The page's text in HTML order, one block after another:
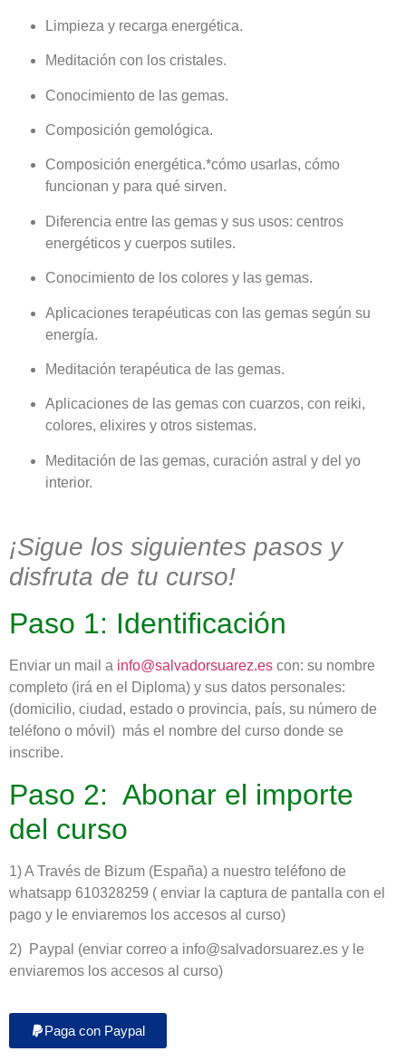
Limpieza y recarga energética.
Meditación con los cristales.
Conocimiento de las gemas.
Composición gemológica.
Composición energética.*cómo usarlas, cómo
funcionan y para qué sirven.
Diferencia entre las gemas y sus usos: centros
energéticos y cuerpos sutiles.
Conocimiento de los colores y las gemas.
Aplicaciones terapéuticas con las gemas según su
energía.
Meditación terapéutica de las gemas.
Aplicaciones de las gemas con cuarzos, con reiki,
colores, elixires y otros sistemas.
Meditación de las gemas, curación astral y del yo
interior.
¡Sigue los siguientes pasos y
disfruta de tu curso!
Paso 1: Identificación
Enviar un mail a info@salvadorsuarez.es con: su nombre
completo (irá en el Diploma) y sus datos personales:
(domicilio, ciudad, estado o provincia, país, su número de
teléfono o móvil) más el nombre del curso donde se
inscribe.
Paso 2: Abonar el importe
del curso
1) A Través de Bizum (España) a nuestro teléfono de
whatsapp 610328259 ( enviar la captura de pantalla con el
pago y le enviaremos los accesos al curso)
2) Paypal (enviar correo a info@salvadorsuarez.es y le
enviaremos los accesos al curso)
Paga con Paypal